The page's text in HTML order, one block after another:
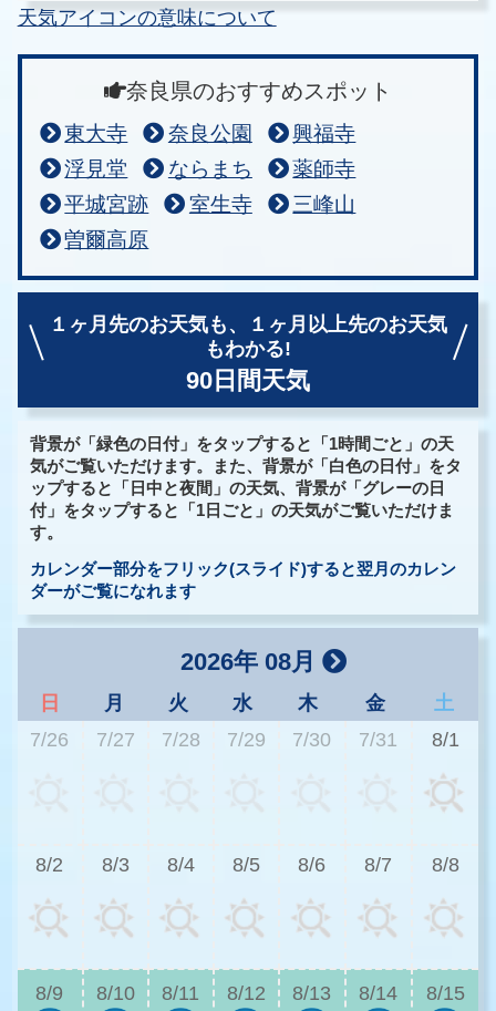
天気アイコンの意味について
奈良県のおすすめスポット
東大寺 奈良公園
興福寺
浮見堂
ならまち
薬師寺
平城宮跡
室生寺
三峰山
曽爾高原
１ヶ月先のお天気も、
１ヶ月以上先のお天気
もわかる!
90日間天気
背景が「緑色の日付」をタップすると「1時間ごと」の天
気がご覧いただけます。また、背景が「白色の日付」をタ
ップすると「日中と夜間」の天気、背景が「グレーの日
付」をタップすると「1日ごと」の天気がご覧いただけま
す。
カレンダー部分をフリック(スライド)すると翌月のカレン
ダーがご覧になれます
2026年 08月
日 月 火 水 木 金
土
7/26
7/27 7/28 7/29 7/30 7/31 8/1
8/2 8/3 8/4 8/5 8/6 8/7 8/8
8/9 8/10 8/11 8/12 8/13 8/14 8/15